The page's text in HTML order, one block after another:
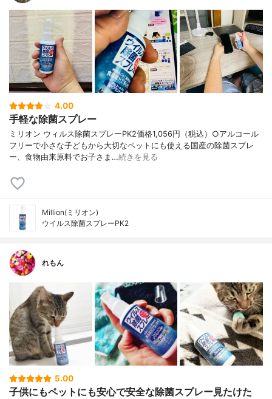
4.00
手軽な除菌スプレー
ミリオン ウィルス除菌スプレーPK2価格1,056円（税込）○アルコール
フリーで小さな子どもから大切なペットにも使える国産の除菌スプレ
ー、食物由来原料でお子さま…続きを見る
Million(ミリオン)
ウイルス除菌スプレーPK2
れもん
5.00
子供にもペットにも安心で安全な除菌スプレー見たけた